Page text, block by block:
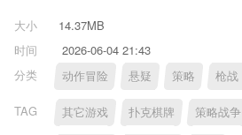
大小
14.37MB
时间
2026-06-04 21:43
分类
动作冒险 悬疑 策略 枪战
TAG 其它游戏 扑克棋牌 策略战争